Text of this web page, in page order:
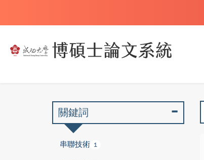
關鍵詞
串聯技術 1